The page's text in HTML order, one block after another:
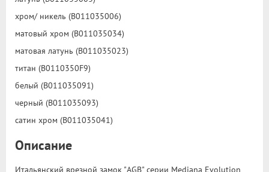
хром/ никель (B011035006)
матовый хром (B011035034)
матовая латунь (B011035023)
титан (B0110350F9)
белый (B011035091)
черный (B011035093)
сатин хром (B011035041)
Описание
Итальянский врезной замок "AGB" серии Mediana Evolution